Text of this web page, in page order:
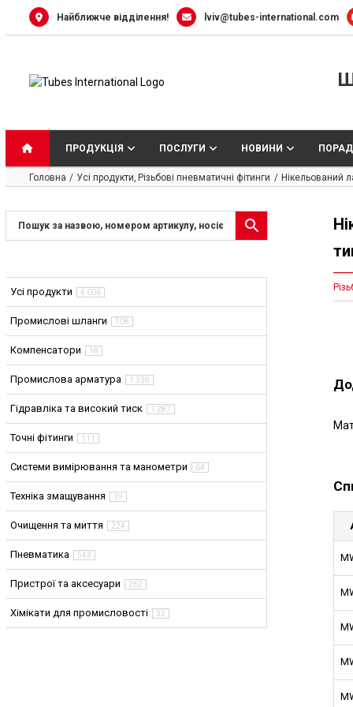
Найближче відділення! lviv@tubes-international.com
ПРОДУКЦІЯ ПОСЛУГИ НОВИНИ
Головна Усі продукти Різьбові пневматичні фітинги Нікельований
Усі продукти 4 606
Промислові шланги 708
Компенсатори 18
Промислова арматура 1 338
Гідравліка та високий тиск 1 287
Точні фітинги 111
Системи вимірювання та манометри 64
Техніка змащування 19
Очищення та миття 224
Пневматика 543
Пристрої та аксесуари 262
Хімікати для промисловості 32